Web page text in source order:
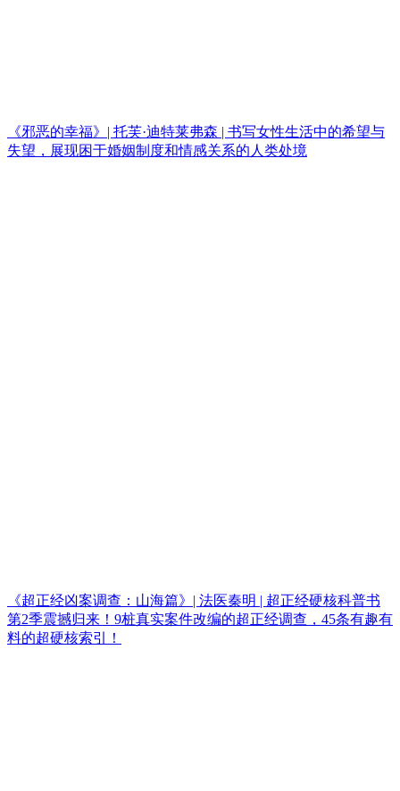
《邪恶的幸福》| 托芙·迪特莱弗森 | 书写女性生活中的希望与
失望，展现困于婚姻制度和情感关系的人类处境
《超正经凶案调查：山海篇》| 法医秦明 | 超正经硬核科普书
第2季震撼归来！9桩真实案件改编的超正经调查，45条有趣有
料的超硬核索引！